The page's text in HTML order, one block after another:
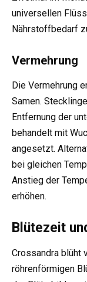
universellen
Nährstoffbedarf
Vermehrung
Die Vermehrung
Samen.
Entfernung der
behandelt mit
angesetzt.
bei gleichen
Anstieg der
erhöhen.
Blütezeit
Crossandra blüht
röhrenförmigen